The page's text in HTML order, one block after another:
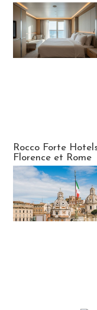
Rocco Forte
Florence et Rome